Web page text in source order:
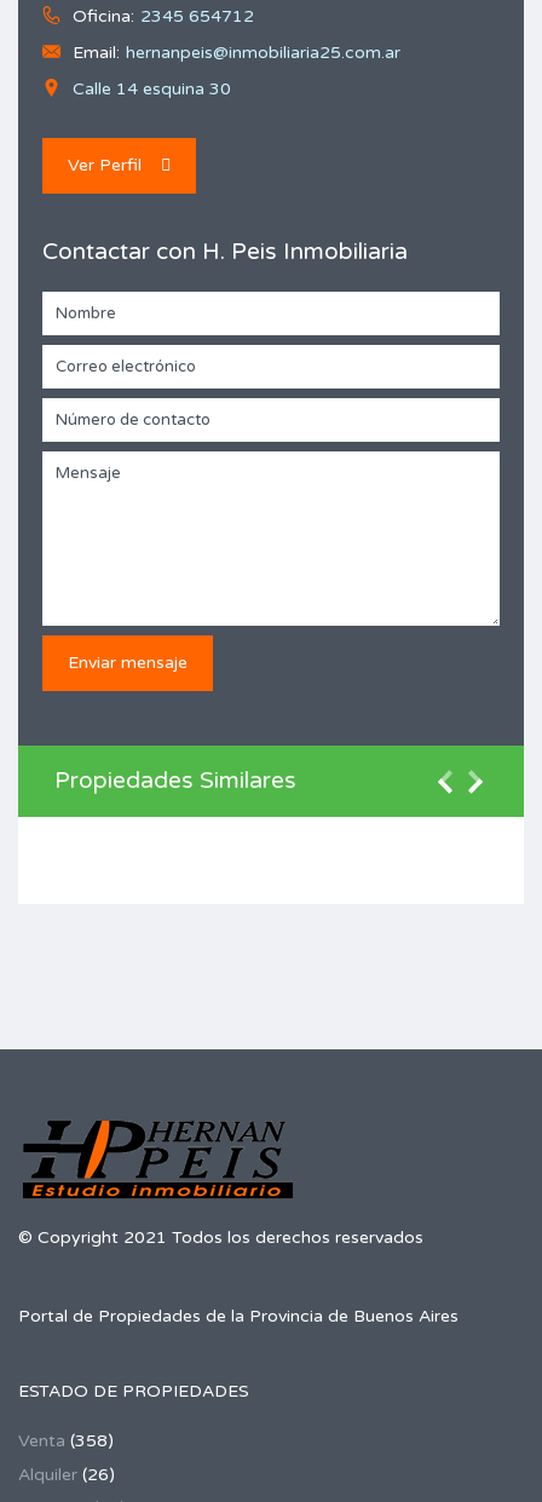
Oficina: 2345 654712
Email: hernanpeis@inmobiliaria25.com.ar
Calle 14 esquina 30
Ver Perfil
Contactar con H. Peis Inmobiliaria
Propiedades Similares
© Copyright 2021 Todos los derechos reservados
Portal de Propiedades de la Provincia de Buenos Aires
ESTADO DE PROPIEDADES
Venta (358)
Alquiler (26)